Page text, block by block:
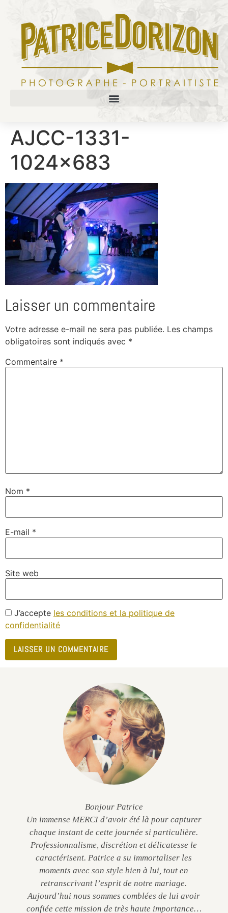
AJCC-1331-
1024×683
Laisser un commentaire
Votre adresse e-mail ne sera pas publiée. Les champs
obligatoires sont indiqués avec *
Commentaire *
Nom *
E-mail *
Site web
J’accepte les conditions et la politique de
confidentialité
Bonjour Patrice
Un immense MERCI d’avoir été là pour capturer
chaque instant de cette journée si particulière.
Professionnalisme, discrétion et délicatesse le
caractérisent. Patrice a su immortaliser les
moments avec son style bien à lui, tout en
retranscrivant l’esprit de notre mariage.
Aujourd’hui nous sommes comblées de lui avoir
confiée cette mission de très haute importance…